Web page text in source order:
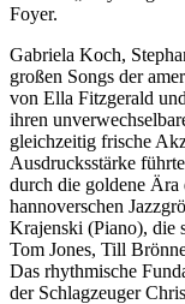
Foyer.
Gabriela Koch,
großen Songs der
von Ella Fitzgerald
ihren
gleichzeitig frische
Ausdrucksstärke
durch die goldene Ära
hannoverschen
Krajenski (Piano), die
Tom Jones, Till
Das rhythmische
der Schlagzeuger